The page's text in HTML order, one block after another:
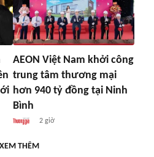
AEON Việt Nam khởi công
trung tâm thương mại
hơn 940 tỷ đồng tại Ninh
Bình
2 giờ
XEM THÊM